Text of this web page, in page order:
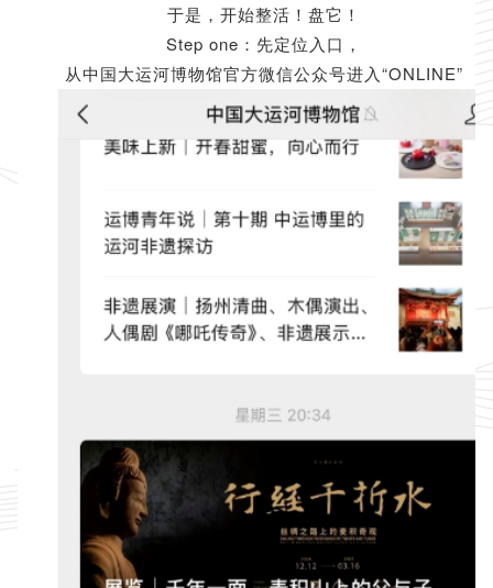
于是，开始整活！盘它！
Step one：先定位入口，
从中国大运河博物馆官方微信公众号进入“ONLINE”